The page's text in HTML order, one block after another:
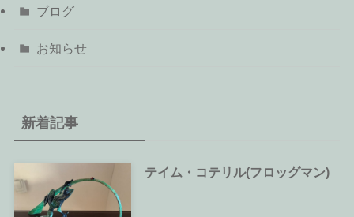
ブログ
お知らせ
新着記事
テイム・コテリル(フロッグマン)